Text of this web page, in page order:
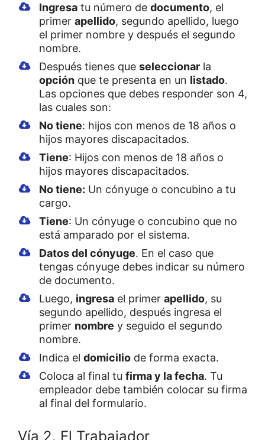
Ingresa tu número de documento, el
primer apellido, segundo apellido, luego
el primer nombre y después el segundo
nombre.
Después tienes que seleccionar la
opción que te presenta en un listado.
Las opciones que debes responder son 4,
las cuales son:
No tiene: hijos con menos de 18 años o
hijos mayores discapacitados.
Tiene: Hijos con menos de 18 años o
hijos mayores discapacitados.
No tiene: Un cónyuge o concubino a tu
cargo.
Tiene: Un cónyuge o concubino que no
está amparado por el sistema.
Datos del cónyuge. En el caso que
tengas cónyuge debes indicar su número
de documento.
Luego, ingresa el primer apellido, su
segundo apellido, después ingresa el
primer nombre y seguido el segundo
nombre.
Indica el domicilio de forma exacta.
Coloca al final tu firma y la fecha. Tu
empleador debe también colocar su firma
al final del formulario.
Vía 2. El Trabajador